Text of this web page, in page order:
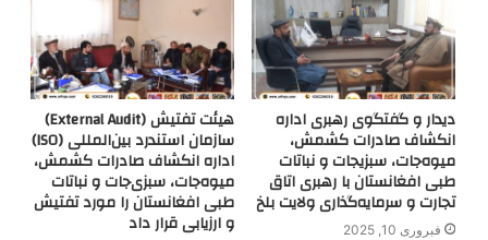
دیدار و گفتگوی رهبری اداره
انکشاف صادرات کشمش،
میوه‌جات، سبزیجات و نباتات
طبی افغانستان با رهبری اتاق
تجارت و سرمایه‌گذاری ولایت بلخ
فبروری 10, 2025
هیئت تفتیش (External Audit)
سازمان استندرد بین‌المللی (ISO)
اداره انکشاف صادرات کشمش،
میوه‌جات، سبزی‌جات و نباتات
طبی افغانستان را مورد تفتیش
و ارزیابی قرار داد